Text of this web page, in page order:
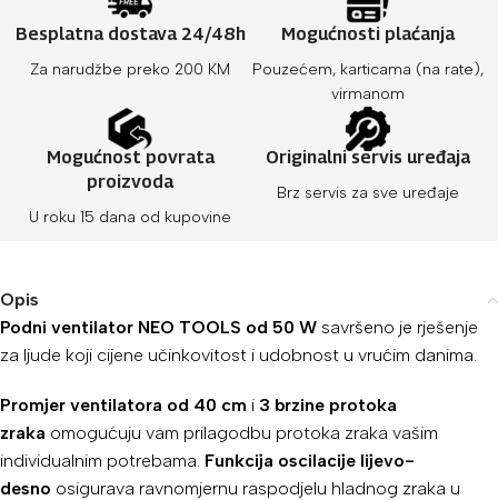
Besplatna dostava 24/48h
Za narudžbe preko 200 KM
Mogućnosti plaćanja
Pouzećem, karticama (na rate),
virmanom
Mogućnost povrata
proizvoda
U roku 15 dana od kupovine
Originalni servis uređaja
Brz servis za sve uređaje
Opis
Podni ventilator NEO TOOLS od 50 W savršeno je rješenje
za ljude koji cijene učinkovitost i udobnost u vrućim danima.
Promjer ventilatora od 40 cm i 3 brzine protoka
zraka omogućuju vam prilagodbu protoka zraka vašim
individualnim potrebama. Funkcija oscilacije lijevo-
desno osigurava ravnomjernu raspodjelu hladnog zraka u